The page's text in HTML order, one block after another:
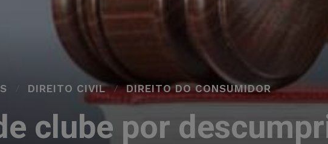
DIREITO CIVIL DIREITO DO CONSUMIDOR
clube por